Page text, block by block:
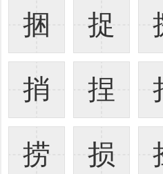
捆 捉
捎 捏
捞 损